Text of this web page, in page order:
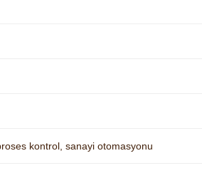
kontrol, sanayi otomasyonu